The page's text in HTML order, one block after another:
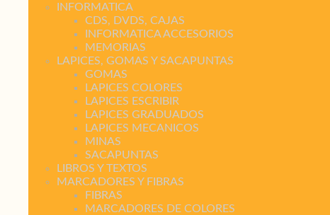
INFORMATICA
CDS, DVDS, CAJAS
INFORMATICA ACCESORIOS
MEMORIAS
LAPICES, GOMAS Y SACAPUNTAS
GOMAS
LAPICES COLORES
LAPICES ESCRIBIR
LAPICES GRADUADOS
LAPICES MECANICOS
MINAS
SACAPUNTAS
LIBROS Y TEXTOS
MARCADORES Y FIBRAS
FIBRAS
MARCADORES DE COLORES